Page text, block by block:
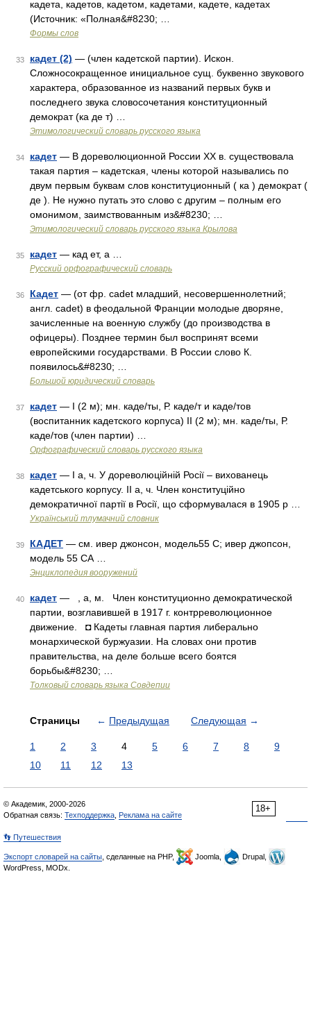
кадета, кадетов, кадетом, кадетами, кадете, кадетах
(Источник: «Полная&#8230; …
Формы слов
33 кадет (2) — (член кадетской партии). Искон.
Сложносокращенное инициальное сущ. буквенно звукового
характера, образованное из названий первых букв и
последнего звука словосочетания конституционный
демократ (ка де т) …
Этимологический словарь русского языка
34 кадет — В дореволюционной России XX в. существовала
такая партия – кадетская, члены которой назывались по
двум первым буквам слов конституционный ( ка ) демократ (
де ). Не нужно путать это слово с другим – полным его
омонимом, заимствованным из&#8230; …
Этимологический словарь русского языка Крылова
35 кадет — кад ет, а …
Русский орфографический словарь
36 Кадет — (от фр. cadet младший, несовершеннолетний;
англ. cadet) в феодальной Франции молодые дворяне,
зачисленные на военную службу (до производства в
офицеры). Позднее термин был воспринят всеми
европейскими государствами. В России слово К.
появилось&#8230; …
Большой юридический словарь
37 кадет — I (2 м); мн. каде/ты, Р. каде/т и каде/тов
(воспитанник кадетского корпуса) II (2 м); мн. каде/ты, Р.
каде/тов (член партии) …
Орфографический словарь русского языка
38 кадет — I а, ч. У дореволюційній Росії – вихованець
кадетського корпусу. II а, ч. Член конституційно
демократичної партії в Росії, що сформувалася в 1905 р …
Український тлумачний словник
39 КАДЕТ — см. ивер джонсон, модель55 С; ивер джопсон,
модель 55 СА …
Энциклопедия вооружений
40 кадет — , а, м. Член конституционно демократической
партии, возглавившей в 1917 г. контрреволюционное
движение. ◘ Кадеты главная партия либерально
монархической буржуазии. На словах они против
правительства, на деле больше всего боятся
борьбы&#8230; …
Толковый словарь языка Совдепии
Страницы ← Предыдущая Следующая →
1 2 3 4 5 6 7 8
9
10
11 12 13
18+
© Академик, 2000-2026
Обратная связь: Техподдержка Реклама на сайте
👣 Путешествия
Экспорт словарей на сайты , сделанные на PHP, Joomla,
Drupal,
WordPress, MODx.